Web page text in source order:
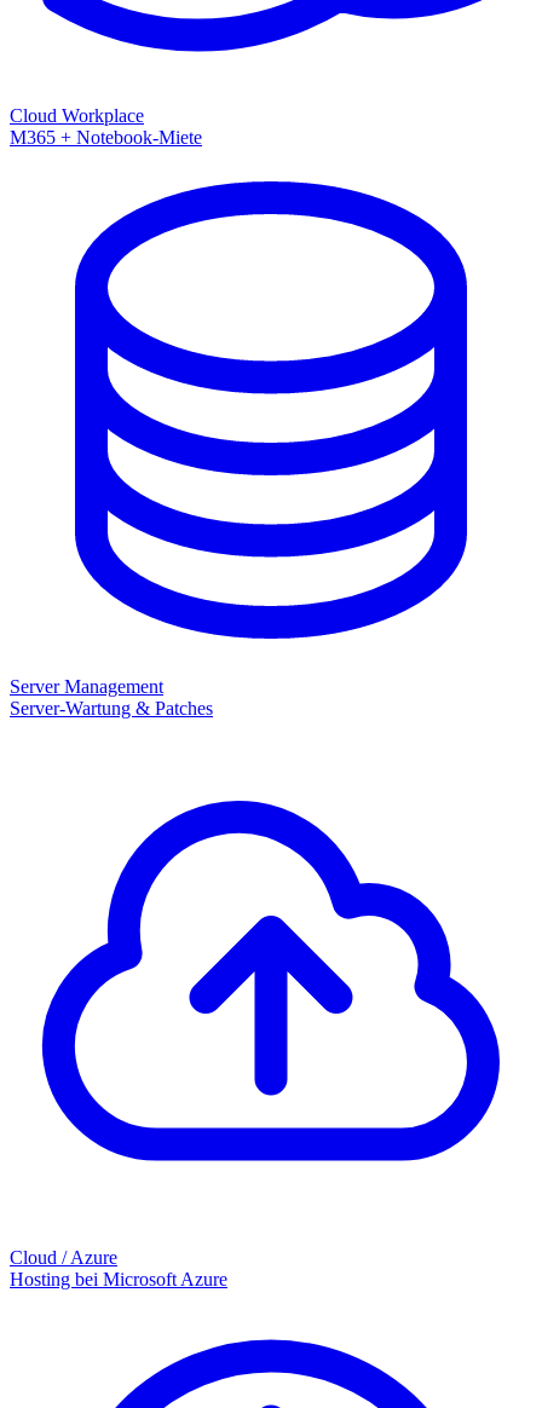
Cloud Workplace
M365 + Notebook-Miete
Server Management
Server-Wartung & Patches
Cloud / Azure
Hosting bei Microsoft Azure